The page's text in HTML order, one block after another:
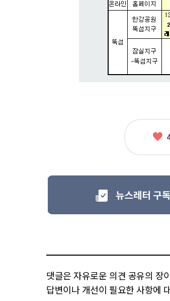
댓글은 자유로운 의견 공유의 장
답변이나 개선이 필요한 사항에